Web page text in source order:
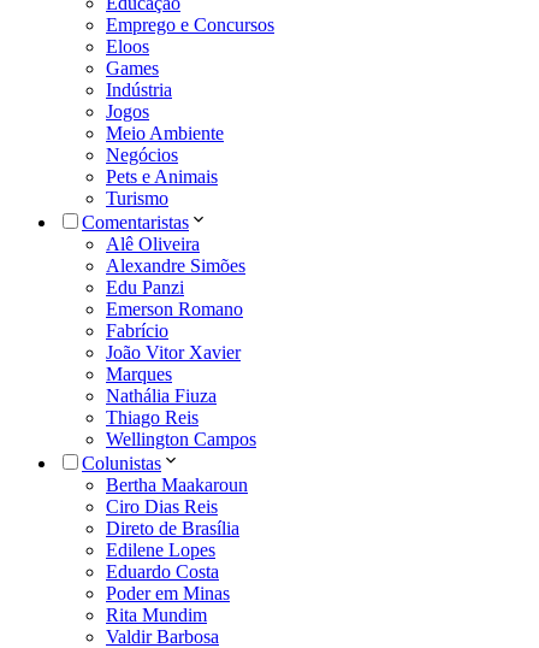
Emprego e Concursos
Eloos
Games
Indústria
Jogos
Meio Ambiente
Negócios
Pets e Animais
Turismo
Comentaristas
Alê Oliveira
Alexandre Simões
Edu Panzi
Emerson Romano
Fabrício
João Vitor Xavier
Marques
Nathália Fiuza
Thiago Reis
Wellington Campos
Colunistas
Bertha Maakaroun
Ciro Dias Reis
Direto de Brasília
Edilene Lopes
Eduardo Costa
Poder em Minas
Rita Mundim
Valdir Barbosa